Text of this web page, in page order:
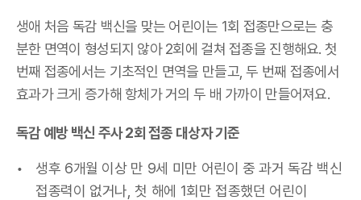
생애 처음 독감 백신을 맞는 어린이는 1회 접종만으로는 충
분한 면역이 형성되지 않아 2회에 걸쳐 접종을 진행해요. 첫
번째 접종에서는 기초적인 면역을 만들고, 두 번째 접종에서
효과가 크게 증가해 항체가 거의 두 배 가까이 만들어져요.
독감 예방 백신 주사 2회 접종 대상자 기준
생후 6개월 이상 만 9세 미만 어린이 중 과거 독감 백신
접종력이 없거나, 첫 해에 1회만 접종했던 어린이